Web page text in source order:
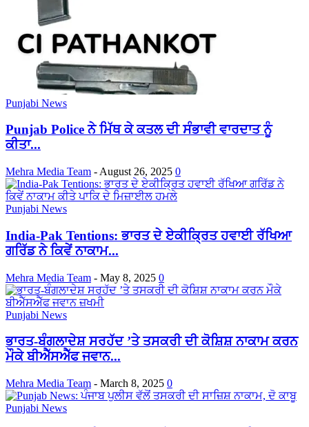
Punjabi News
Punjab Police ਨੇ ਮਿੱਥ ਕੇ ਕਤਲ ਦੀ ਸੰਭਾਵੀ ਵਾਰਦਾਤ ਨੂੰ
ਕੀਤਾ...
Mehra Media Team - August 26, 2025 0
Punjabi News
India-Pak Tentions: ਭਾਰਤ ਦੇ ਏਕੀਕ੍ਰਿਤ ਹਵਾਈ ਰੱਖਿਆ
ਗਰਿੱਡ ਨੇ ਕਿਵੇਂ ਨਾਕਾਮ...
Mehra Media Team - May 8, 2025 0
Punjabi News
ਭਾਰਤ-ਬੰਗਲਾਦੇਸ਼ ਸਰਹੱਦ ’ਤੇ ਤਸਕਰੀ ਦੀ ਕੋਸ਼ਿਸ਼ ਨਾਕਾਮ ਕਰਨ
ਮੌਕੇ ਬੀਐੱਸਐੱਫ ਜਵਾਨ...
Mehra Media Team - March 8, 2025 0
Punjabi News